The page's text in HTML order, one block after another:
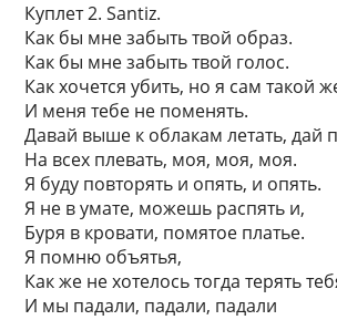
Куплет 2. Santiz.
Как бы мне забыть твой образ.
Как бы мне забыть твой голос.
Как хочется убить, но я сам такой
И меня тебе не поменять.
Давай выше к облакам летать, дай
На всех плевать, моя, моя, моя.
Я буду повторять и опять, и опять.
Я не в умате, можешь распять и,
Буря в кровати, помятое платье.
Я помню объятья,
Как же не хотелось тогда терять
И мы падали, падали, падали